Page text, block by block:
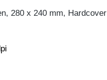
280 x 240 mm, Hardcover